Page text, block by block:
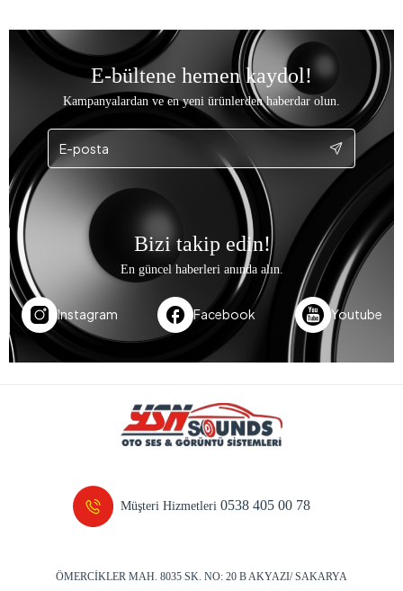
E-bültene hemen kaydol!
Kampanyalardan ve en yeni ürünlerden haberdar olun.
Bizi takip edin!
En güncel haberleri anında alın.
Instagram Facebook Youtube
Müşteri Hizmetleri0538 405 00 78
ÖMERCİKLER MAH. 8035 SK. NO: 20 B AKYAZI/ SAKARYA